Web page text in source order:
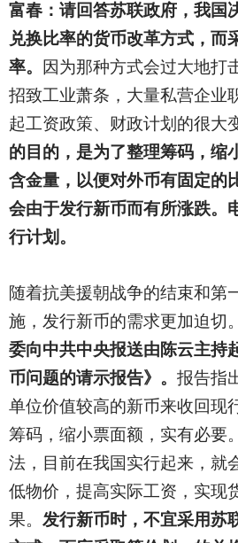
富春：请回答苏联政府，我国
兑换比率的货币改革方式，而
率。
因为那种方式会过大地打
招致工业萧条，大量私营企业
起工资政策、财政计划的很大
的目的，是为了整理筹码，缩
含金量，以便对外币有固定的
会由于发行新币而有所涨跌。
行计划。
随着抗美援朝战争的结束和第
施，发行新币的需求更加迫切。
委向中共中央报送由陈云主持
币问题的请示报告》。 报告指
单位价值较高的新币来收回现
筹码，缩小票面额，实有必要
法，目前在我国实行起来，就
低物价，提高实际工资，实现
果。 发行新币时，不宜采用苏